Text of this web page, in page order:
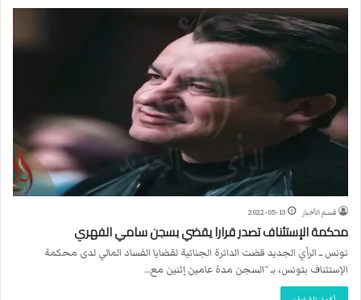
قسم الأخبار 2022-05-13
محكمة الإستئناف تصدر قرارا يقضي بسجن سامي الفهري
تونس ــ الرأي الجديد قضت الدائرة الجنائية لقضايا الفساد المالي لدى محكمة
الإستئناف بتونس، بـ “السجن مدة عامين إثنين مع…